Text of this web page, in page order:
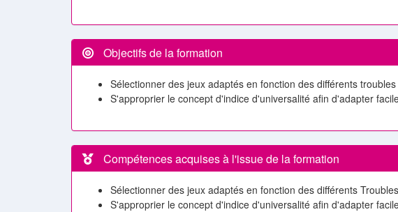
Objectifs de la formation
Sélectionner des jeux adaptés en fonction des différents
S'approprier le concept d'indice d'universalité afin d'adapter
Compétences acquises à l'issue de la formation
Sélectionner des jeux adaptés en fonction des différents
S'approprier le concept d'indice d'universalité afin d'adapter